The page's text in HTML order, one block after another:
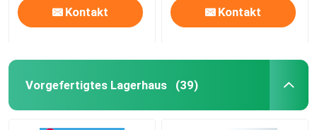
Kontakt Kontakt
Vorgefertigtes Lagerhaus (39)